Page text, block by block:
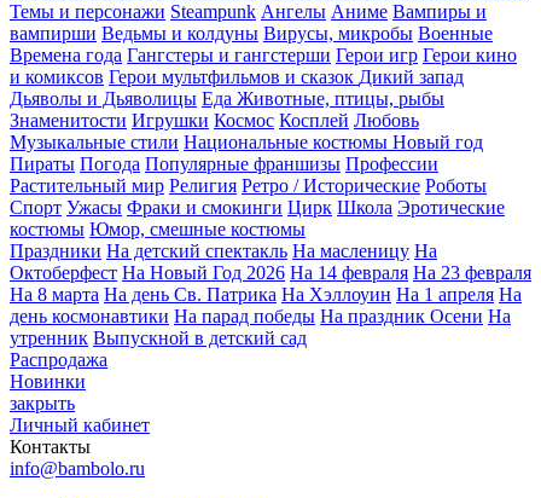
Темы и персонажи Steampunk Ангелы Аниме Вампиры и
вампирши Ведьмы и колдуны Вирусы, микробы Военные
Времена года Гангстеры и гангстерши Герои игр Герои кино
и комиксов Герои мультфильмов и сказок Дикий запад
Дьяволы и Дьяволицы Еда Животные, птицы, рыбы
Знаменитости Игрушки Космос Косплей Любовь
Музыкальные стили Национальные костюмы Новый год
Пираты Погода Популярные франшизы Профессии
Растительный мир Религия Ретро / Исторические Роботы
Спорт Ужасы Фраки и смокинги Цирк Школа Эротические
костюмы Юмор, смешные костюмы
Праздники На детский спектакль На масленицу На
Октоберфест На Новый Год 2026 На 14 февраля На 23 февраля
На 8 марта На день Св. Патрика На Хэллоуин На 1 апреля На
день космонавтики На парад победы На праздник Осени На
утренник Выпускной в детский сад
Распродажа
Новинки
закрыть
Личный кабинет
Контакты
info@bambolo.ru